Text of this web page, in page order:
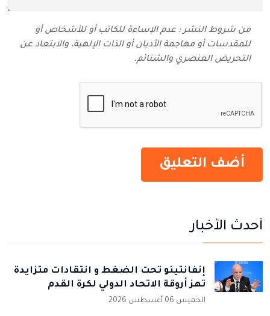
من شروط النشر : عدم الإساءة للكاتب أو للأشخاص أو
للمقدسات أو مهاجمة الأديان أو الذات الإلهية، والابتعاد عن
التحريض العنصري والشتائم‬.
أحدث الأخبار
إنفانتينو تحت الضغط و انتقادات متزايدة
تهز أروقة الاتحاد الدولي لكرة القدم
الخميس 06 أغسطس 2026